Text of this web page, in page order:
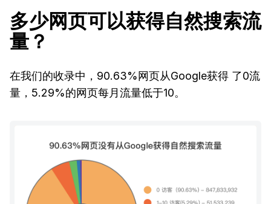
多少网页可以获得自然搜索流
量？
在我们的收录中，90.63%网页从Google获得 了0流
量，5.29%的网页每月流量低于10。